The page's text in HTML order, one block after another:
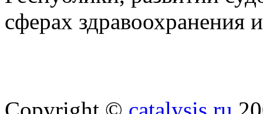
сферах здравоохранения